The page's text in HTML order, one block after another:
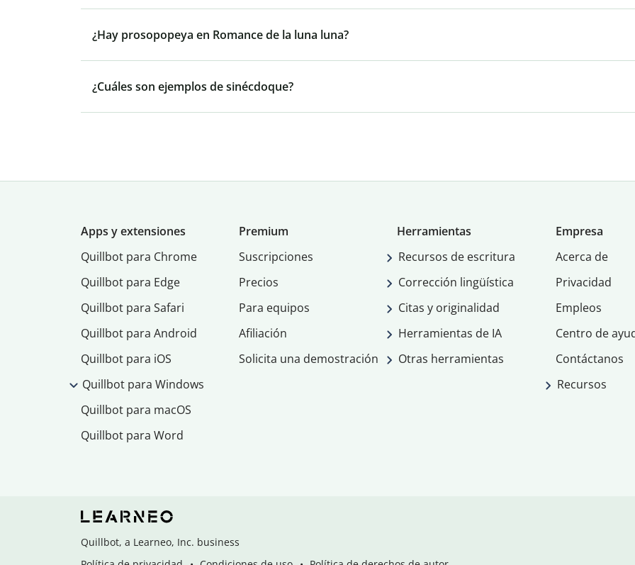
¿Hay prosopopeya en Romance de la luna luna?
¿Cuáles son ejemplos de sinécdoque?
Apps y extensiones
Quillbot para Chrome
Quillbot para Edge
Quillbot para Safari
Quillbot para Android
Quillbot para iOS
Quillbot para Windows
Quillbot para macOS
Quillbot para Word
Premium
Suscripciones
Precios
Para equipos
Afiliación
Solicita una demostración
Herramientas
Recursos de escritura
Corrección lingüística
Citas y originalidad
Herramientas de IA
Otras herramientas
Empresa
Acerca de
Privacidad
Empleos
Centro de
Contáctanos
Recursos
Quillbot, a Learneo, Inc. business